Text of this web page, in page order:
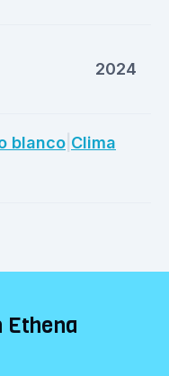
2024
blanco Clima
Ethena